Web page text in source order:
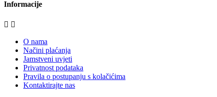
Informacije
 
O nama
Načini plaćanja
Jamstveni uvjeti
Privatnost podataka
Pravila o postupanju s kolačićima
Kontaktirajte nas